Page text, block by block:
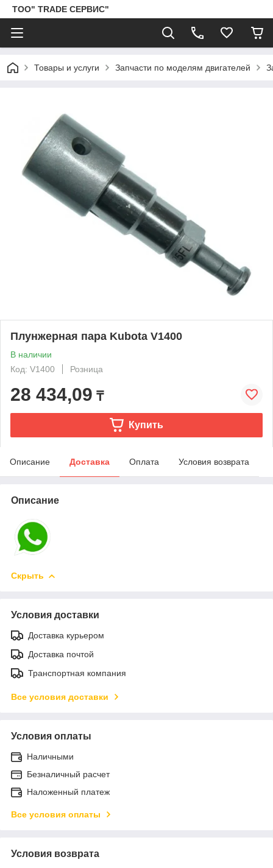
ТОО" TRADE СЕРВИС"
Товары и услуги Запчасти по моделям двигателей
Плунжерная пара Kubota V1400
В наличии
Код: V1400
Розница
28 434,09 ₸
Купить
Описание Доставка Оплата Условия возврата
Описание
Скрыть
Условия доставки
Доставка курьером
Доставка почтой
Транспортная компания
Все условия доставки
Условия оплаты
Наличными
Безналичный расчет
Наложенный платеж
Все условия оплаты
Условия возврата